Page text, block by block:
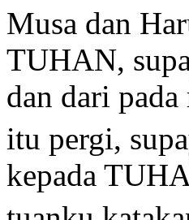
Musa dan
TUHAN,
dan dari
itu pergi,
kepada